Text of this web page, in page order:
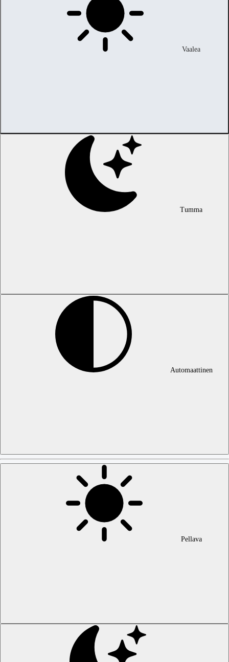
Vaalea
Tumma
Automaattinen
Pellava